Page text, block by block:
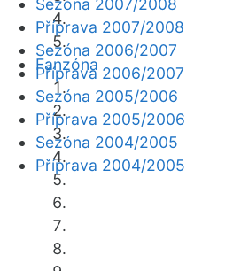
Fanzóna
Sezóna 2007/2008
Příprava 2007/2008
Sezóna 2006/2007
Příprava 2006/2007
Sezóna 2005/2006
Příprava 2005/2006
Sezóna 2004/2005
Příprava 2004/2005